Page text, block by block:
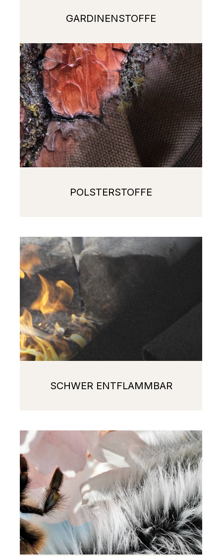
GARDINENSTOFFE
POLSTERSTOFFE
SCHWER ENTFLAMMBAR